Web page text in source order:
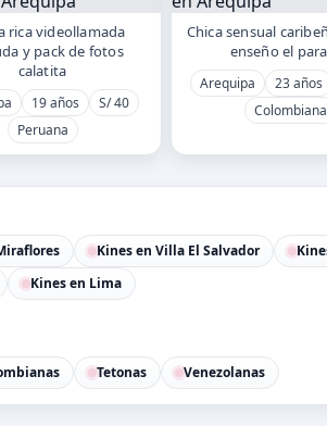
rica videollamada
y pack de fotos
calatita
19 años
S/ 40
Peruana
Chica sensual
enseño el
Arequipa 23 años
Colombiana
Kines en Villa El Salvador
Kines en Lima
Tetonas Venezolanas